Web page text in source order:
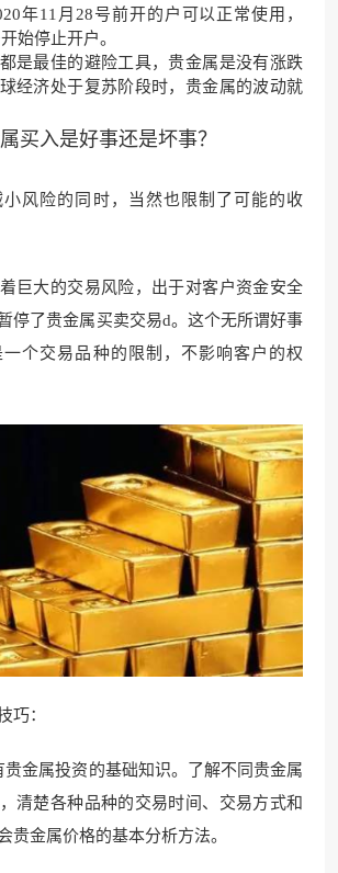
年11月28号前开的户可以正常使用，
始停止开户。
是最佳的避险工具，贵金属是没有涨跌
经济处于复苏阶段时，贵金属的波动就
买入是好事还是坏事？
风险的同时，当然也限制了可能的收
巨大的交易风险，出于对客户资金安全
停了贵金属买卖交易d。这个无所谓好事
个交易品种的限制，不影响客户的权
巧：
贵金属投资的基础知识。了解不同贵金属
清楚各种品种的交易时间、交易方式和
贵金属价格的基本分析方法。